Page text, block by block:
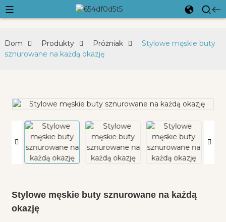
Dom Produkty Próżniak
Stylowe męskie buty
sznurowane na każdą okazję
Stylowe męskie buty sznurowane na każdą
okazję